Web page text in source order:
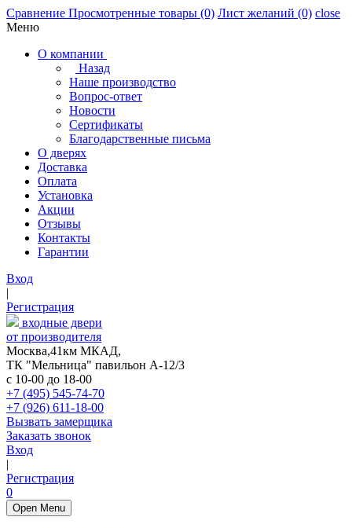
Сравнение Просмотренные товары (0) Лист желаний (0) close
Меню
О компании
Назад
Наше производство
Вопрос-ответ
Новости
Сертификаты
Благодарственные письма
О дверях
Доставка
Оплата
Установка
Акции
Отзывы
Контакты
Гарантии
Вход
|
Регистрация
входные двери
от производителя
Москва,41км МКАД,
ТК "Мельница" павильон А-12/3
с 10-00 до 18-00
+7 (495) 545-74-70
+7 (926) 611-18-00
Вызвать замерщика
Заказать звонок
Вход
|
Регистрация
0
Open Menu